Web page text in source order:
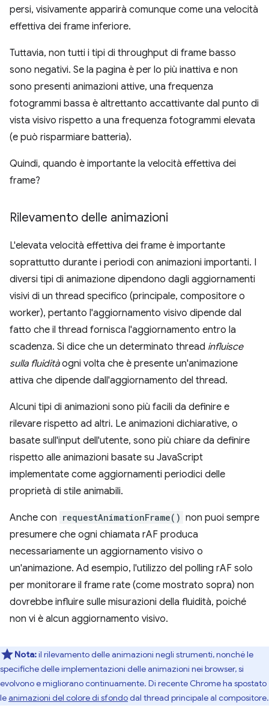
persi, visivamente apparirà comunque come una velocità
effettiva dei frame inferiore.
Tuttavia, non tutti i tipi di throughput di frame basso
sono negativi. Se la pagina è per lo più inattiva e non
sono presenti animazioni attive, una frequenza
fotogrammi bassa è altrettanto accattivante dal punto di
vista visivo rispetto a una frequenza fotogrammi elevata
(e può risparmiare batteria).
Quindi, quando è importante la velocità effettiva dei
frame?
Rilevamento delle animazioni
L'elevata velocità effettiva dei frame è importante
soprattutto durante i periodi con animazioni importanti. I
diversi tipi di animazione dipendono dagli aggiornamenti
visivi di un thread specifico (principale, compositore o
worker), pertanto l'aggiornamento visivo dipende dal
fatto che il thread fornisca l'aggiornamento entro la
scadenza. Si dice che un determinato thread influisce
sulla fluiditàogni volta che è presente un'animazione
attiva che dipende dall'aggiornamento del thread.
Alcuni tipi di animazioni sono più facili da definire e
rilevare rispetto ad altri. Le animazioni dichiarative, o
basate sull'input dell'utente, sono più chiare da definire
rispetto alle animazioni basate su JavaScript
implementate come aggiornamenti periodici delle
proprietà di stile animabili.
Anche con requestAnimationFrame() non puoi sempre
presumere che ogni chiamata rAF produca
necessariamente un aggiornamento visivo o
un'animazione. Ad esempio, l'utilizzo del polling rAF solo
per monitorare il frame rate (come mostrato sopra) non
dovrebbe influire sulle misurazioni della fluidità, poiché
non vi è alcun aggiornamento visivo.
Nota:il rilevamento delle animazioni negli strumenti, nonché le
specifiche delle implementazioni delle animazioni nei browser, si
evolvono e migliorano continuamente. Di recente Chrome ha spostato
leanimazioni del colore di sfondodal thread principale al compositore.